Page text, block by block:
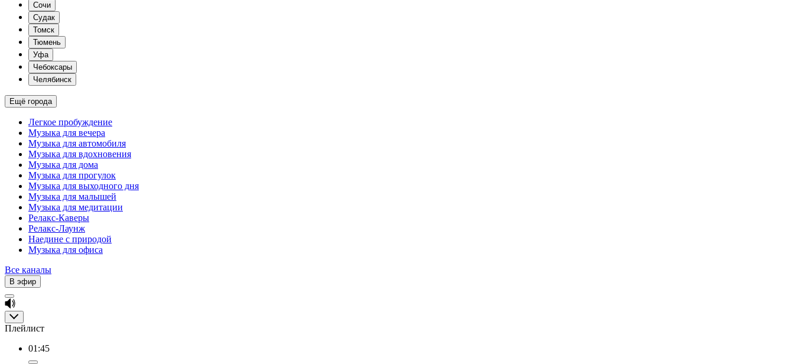
Сочи
Судак
Томск
Тюмень
Уфа
Чебоксары
Челябинск
Ещё города
Легкое пробуждение
Музыка для вечера
Музыка для автомобиля
Музыка для вдохновения
Музыка для дома
Музыка для прогулок
Музыка для выходного дня
Музыка для малышей
Музыка для медитации
Релакс-Каверы
Релакс-Лаунж
Наедине с природой
Музыка для офиса
Все каналы
В эфир
Плейлист
01:45